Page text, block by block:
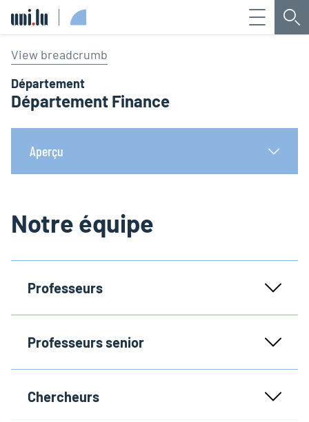
Menu
View breadcrumb
Département
Département Finance
Aperçu
Notre équipe
Professeurs
Professeurs senior
Chercheurs